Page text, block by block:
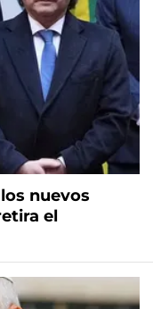
nuevos
el